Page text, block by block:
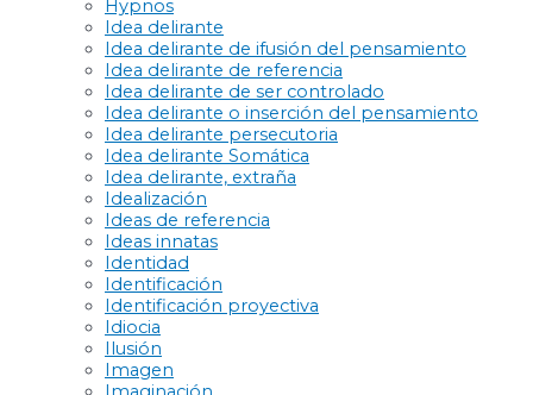
Hypnos
Idea delirante
Idea delirante de ifusión del pensamiento
Idea delirante de referencia
Idea delirante de ser controlado
Idea delirante o inserción del pensamiento
Idea delirante persecutoria
Idea delirante Somática
Idea delirante, extraña
Idealización
Ideas de referencia
Ideas innatas
Identidad
Identificación
Identificación proyectiva
Idiocia
Ilusión
Imagen